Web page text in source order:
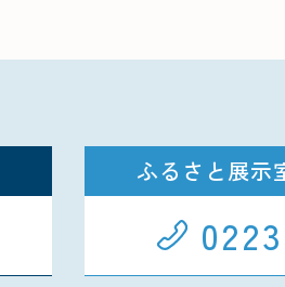
ふるさと展示